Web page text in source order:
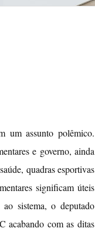
um assunto polêmico.
e governo, ainda
quadras esportivas
significam úteis
sistema, o deputado
acabando com as ditas